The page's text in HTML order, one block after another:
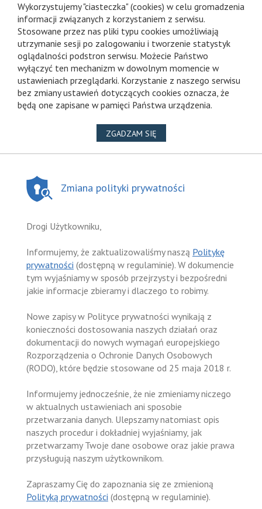
Wykorzystujemy "ciasteczka" (cookies) w celu gromadzenia
informacji związanych z korzystaniem z serwisu.
Stosowane przez nas pliki typu cookies umożliwiają
utrzymanie sesji po zalogowaniu i tworzenie statystyk
oglądalności podstron serwisu. Możecie Państwo
wyłączyć ten mechanizm w dowolnym momencie w
ustawieniach przeglądarki. Korzystanie z naszego serwisu
bez zmiany ustawień dotyczących cookies oznacza, że
będą one zapisane w pamięci Państwa urządzenia.
ZGADZAM SIĘNA WYKORZYSTANIE PLIKÓW
Zmiana polityki prywatności
Drogi Użytkowniku,
Informujemy, że zaktualizowaliśmy naszą Politykę
prywatności (dostępną w regulaminie). W dokumencie
tym wyjaśniamy w sposób przejrzysty i bezpośredni
jakie informacje zbieramy i dlaczego to robimy.
Nowe zapisy w Polityce prywatności wynikają z
konieczności dostosowania naszych działań oraz
dokumentacji do nowych wymagań europejskiego
Rozporządzenia o Ochronie Danych Osobowych
(RODO), które będzie stosowane od 25 maja 2018 r.
Informujemy jednocześnie, że nie zmieniamy niczego
w aktualnych ustawieniach ani sposobie
przetwarzania danych. Ulepszamy natomiast opis
naszych procedur i dokładniej wyjaśniamy, jak
przetwarzamy Twoje dane osobowe oraz jakie prawa
przysługują naszym użytkownikom.
Zapraszamy Cię do zapoznania się ze zmienioną
Polityką prywatności (dostępną w regulaminie).